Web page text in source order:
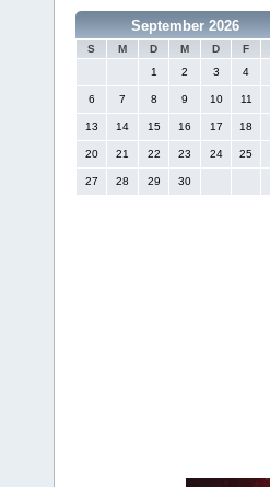
September 2026
S M D M D F
1
2 3 4
6 7 8 9 10 11
13 14 15 16 17 18
20 21 22 23 24 25
27 28 29 30